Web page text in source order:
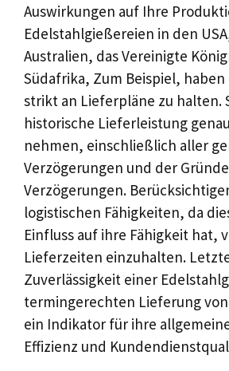
Auswirkungen auf Ihre
Edelstahlgießereien in den
Australien, das Vereinigte
Südafrika, Zum Beispiel, haben
strikt an Lieferpläne zu halten.
historische Lieferleistung
nehmen, einschließlich aller
Verzögerungen und der
Verzögerungen.
logistischen Fähigkeiten, da
Einfluss auf ihre Fähigkeit hat,
Lieferzeiten einzuhalten.
Zuverlässigkeit einer
termingerechten Lieferung
ein Indikator für ihre
Effizienz und